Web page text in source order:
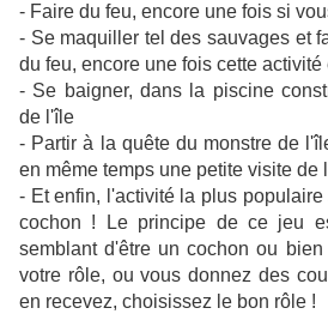
- Faire du feu, encore une fois si
- Se maquiller tel des sauvages et
du feu, encore une fois cette
- Se baigner, dans la piscine
de l'île
- Partir à la quête du monstre de
en même temps une petite visite de
- Et enfin, l'activité la plus
cochon ! Le principe de ce jeu
semblant d'être un cochon ou
votre rôle, ou vous donnez des
en recevez, choisissez le bon rôle !